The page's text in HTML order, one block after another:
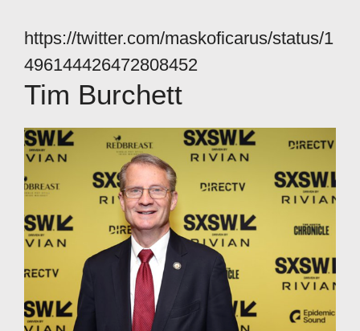
https://twitter.com/maskoficarus/status/1
496144426472808452
Tim Burchett